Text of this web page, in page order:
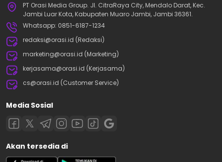
PT Orasi Media Group. Jl. CitraRaya City, Mendalo Darat, Kec.
Jambi Luar Kota, Kabupaten Muaro Jambi, Jambi 36361.
Whatsapp: 0851-6187-1234
redaksi@orasi.id (Redaksi)
marketing@orasi.id (Marketing)
kerjasama@orasi.id (Kerjasama)
cs@orasi.id (Customer Service)
Media Sosial
Akan tersedia di